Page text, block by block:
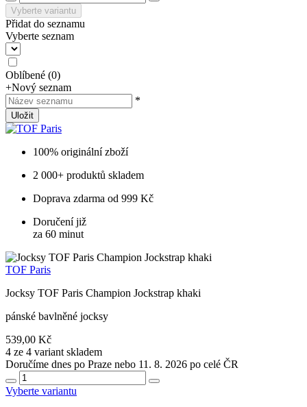
Vyberte variantu
Přidat do seznamu
Vyberte seznam
Oblíbené (0)
+Nový seznam
*
Uložit
100% originální zboží
2 000+ produktů skladem
Doprava zdarma od 999 Kč
Doručení již
za 60 minut
TOF Paris
Jocksy TOF Paris Champion Jockstrap khaki
pánské bavlněné jocksy
539,00 Kč
4 ze 4 variant skladem
Doručíme dnes po Praze nebo 11. 8. 2026 po celé ČR
Vyberte variantu